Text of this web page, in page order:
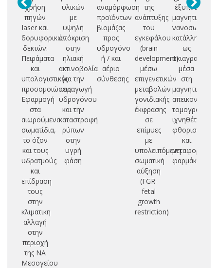
χρήση
πηγών
laser και
δορυφορικών
δεκτών:
Πειράματα
και
υπολογιστικές
προσομοιώσεις:
Εφαρμογή
στα
αιωρούμενα
σωματίδια,
το όζον
και τους
υδρατμούς
και
επίδραση
τους
στην
κλιματικη
αλλαγή
στην
περιοχή
της ΝΑ
Μεσογείου
υλικών
με
υψηλή
απόκριση
στην
ηλιακή
ακτινοβολία
για την
παραγωγή
υδρογόνου
και την
καταστροφή
ρύπων
στην
υγρή
φάση
αναμόρφωση
προϊόντων
βιομάζας
προς
υδρογόνο
ή / και
αέριο
σύνθεσης
της
ανάπτυξης
του
εγκεφάλου
(brain
development)
μέσω
επιγενετικών
μεταβολών
γονιδιακής
έκφρασης
σε
επίμυες
με
υπολειπόμενη
σωματική
αύξηση
(FGR-
fetal
growth
restriction)
έξυπνα
μαγνητικά
κατάλληλα
ως
σκιαγραφικά
μέσα
στη
μαγνητική
απεικονιστική
τομογραφία,
ιχνηθέτες
φθορισμού
και
μεταφορείς
φαρμάκων